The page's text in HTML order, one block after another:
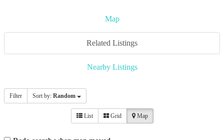
Map
Related Listings
Nearby Listings
Filter Sort by: Random
List Grid Map